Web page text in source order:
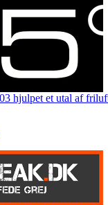
hjulpet et utal af